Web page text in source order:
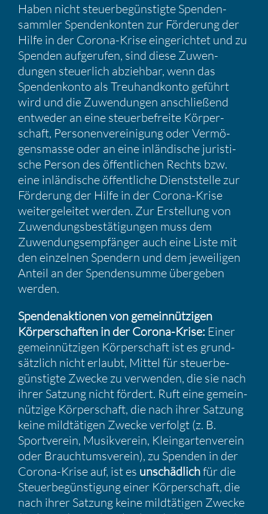
Haben nicht steuer­be­güns­tigte Spenden­
sammler Spenden­konten zur Förde­rung der
Hilfe in der Corona-Krise einge­richtet und zu
Spenden aufge­rufen, sind diese Zuwen­
dungen steuer­lich abziehbar, wenn das
Spenden­konto als Treuhand­konto geführt
wird und die Zuwen­dungen anschlie­ßend
entweder an eine steuer­be­freite Körper­
schaft, Perso­nen­ver­ei­ni­gung oder Vermö­
gens­masse oder an eine inlän­di­sche juris­ti­
sche Person des öffent­li­chen Rechts bzw.
eine inlän­di­sche öffent­liche Dienst­stelle zur
Förde­rung der Hilfe in der Corona-Krise
weiter­ge­leitet werden. Zur Erstel­lung von
Zuwen­dungs­be­stä­ti­gungen muss dem
Zuwen­dungs­emp­fänger auch eine Liste mit
den einzelnen Spendern und dem jewei­ligen
Anteil an der Spenden­summe übergeben
werden.
Spenden­ak­tionen von gemein­nüt­zigen
Körper­schaften in der Corona-Krise: Einer
gemein­nüt­zigen Körper­schaft ist es grund­
sätz­lich nicht erlaubt, Mittel für steuer­be­
güns­tigte Zwecke zu verwenden, die sie nach
ihrer Satzung nicht fördert. Ruft eine gemein­
nüt­zige Körper­schaft, die nach ihrer Satzung
keine mildtä­tigen Zwecke verfolgt (z. B.
Sport­verein, Musik­verein, Klein­gar­ten­verein
oder Brauch­tums­verein), zu Spenden in der
Corona-Krise auf, ist es unschäd­lichfür die
Steuer­be­güns­ti­gung einer Körper­schaft, die
nach ihrer Satzung keine mildtä­tigen Zwecke